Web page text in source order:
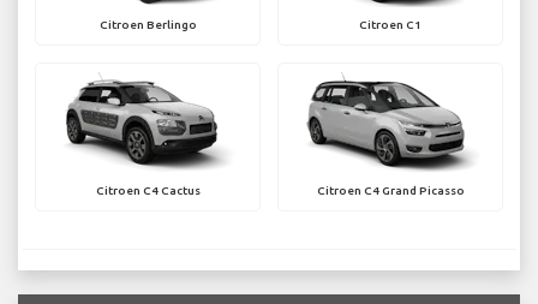
Citroen Berlingo Citroen C1
Citroen C4 Cactus Citroen C4 Grand Picasso